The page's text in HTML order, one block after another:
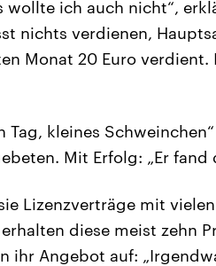
wollte ich auch nicht“,
nichts verdienen,
Monat 20 Euro
Tag, kleines
Mit Erfolg: „Er fand
Lizenzverträge mit
diese meist zehn
ihr Angebot auf: